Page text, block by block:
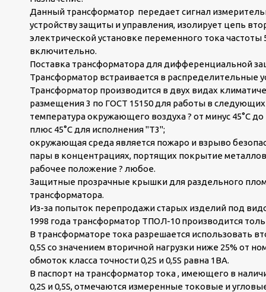
Данный трансформатор передает сигнал
устройству защиты и управления, изолирует цепь
электрической установке переменного тока частоты
включительно.
Поставка трансформатора для дифференциальной
Трансформатор встраивается в распределительные
Трансформатор производится в двух видах
размещения 3 по ГОСТ 15150 для работы в следующих
температура окружающего воздуха ? от минус 45°С
плюс 45°С для исполнения "Т3";
окружающая среда является пожаро и взрыво
пары в концентрациях, портящих покрытие
рабочее положение ? любое.
Защитные прозрачные крышки для раздельного
трансформатора.
Из-за попыток перепродажи старых изделий под
1998 года трансформатор ТПОЛ-10 производится
В трансформаторе тока разрешается использовать
0,5S со значением вторичной нагрузки ниже 25% от
обмоток класса точности 0,2S и 0,5S равна 1ВА.
В паспорт на трансформатор тока , имеющего в
0,2S и 0,5S, отмечаются измеренные токовые и